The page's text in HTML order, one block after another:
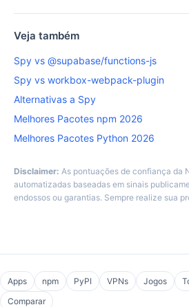
Veja também
Spy vs @supabase/functions-js
Spy vs workbox-webpack-plugin
Alternativas a Spy
Melhores Pacotes npm 2026
Melhores Pacotes Python 2026
Disclaimer: As pontuações de confiança da
automatizadas baseadas em sinais
endossos ou garantias. Sempre realize sua
Apps npm PyPI VPNs Jogos
Comparar